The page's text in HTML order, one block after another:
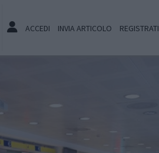
ACCEDI INVIA ARTICOLO REGISTRATI